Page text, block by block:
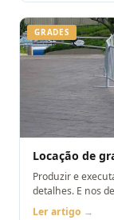
GRADES
Locação de
Produzir e
detalhes. E nos detalhes da
de grades de
Ler artigo →